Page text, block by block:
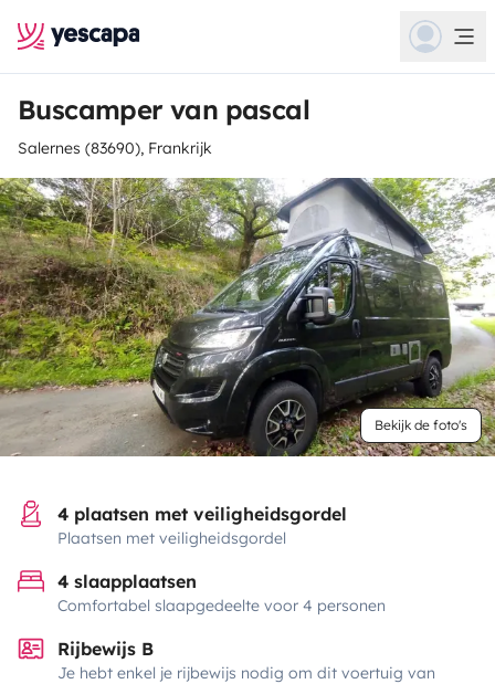
Buscamper van pascal
Salernes (83690), Frankrijk
Bekijk de foto's
4 plaatsen met veiligheidsgordel
Plaatsen met veiligheidsgordel
4 slaapplaatsen
Comfortabel slaapgedeelte voor 4 personen
Rijbewijs B
Je hebt enkel je rijbewijs nodig om dit voertuig van